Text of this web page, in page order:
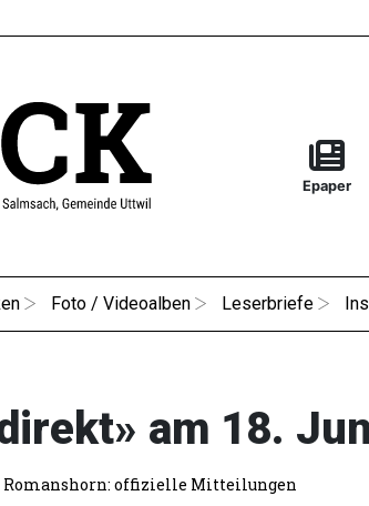
Epaper
Foto / Videoalben Leserbriefe
am 18.
Romanshorn: offizielle Mitteilungen